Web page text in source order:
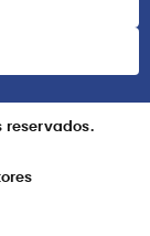
reservados.